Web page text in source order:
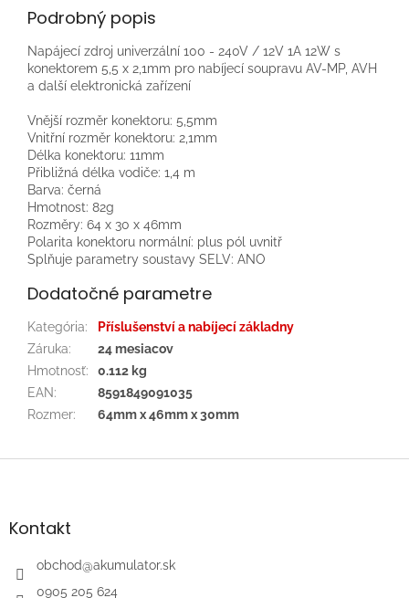
Podrobný popis
Napájecí zdroj univerzální 100 - 240V / 12V 1A 12W s
konektorem 5,5 x 2,1mm pro nabíjecí soupravu AV-MP, AVH
a další elektronická zařízení
Vnější rozměr konektoru: 5,5mm
Vnitřní rozměr konektoru: 2,1mm
Délka konektoru: 11mm
Přibližná délka vodiče: 1,4 m
Barva: černá
Hmotnost: 82g
Rozměry: 64 x 30 x 46mm
Polarita konektoru normální: plus pól uvnitř
Splňuje parametry soustavy SELV: ANO
Dodatočné parametre
Kategória:
Příslušenství a nabíjecí základny
Záruka:
24 mesiacov
Hmotnosť:
0.112 kg
EAN:
8591849091035
Rozmer: 64mm x 46mm x 30mm
Z
äKontakt
obchod@akumulator.sk
0905 205 624